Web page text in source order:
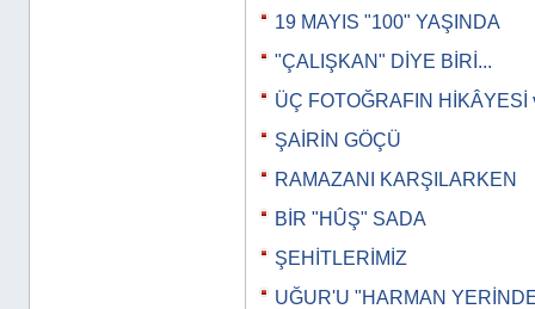
19 MAYIS "100" YAŞINDA
"ÇALIŞKAN" DİYE BİRİ...
ÜÇ FOTOĞRAFIN HİKÂYESİ
ŞAİRİN GÖÇÜ
RAMAZANI KARŞILARKEN
BİR "HÛŞ" SADA
ŞEHİTLERİMİZ
UĞUR'U "HARMAN